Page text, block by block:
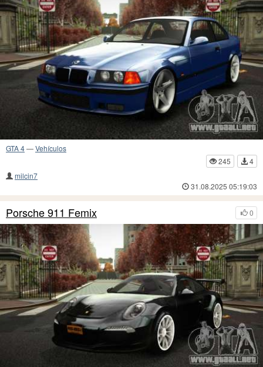
GTA 4—Vehículos
245
4
milcin7
31.08.2025 05:19:03
0
Porsche 911 Femix